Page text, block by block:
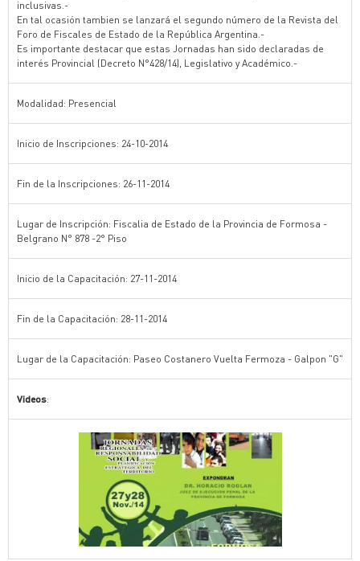
inclusivas.-
En tal ocasión tambien se lanzará el segundo número de la Revista del
Foro de Fiscales de Estado de la República Argentina.-
Es importante destacar que estas Jornadas han sido declaradas de
interés Provincial (Decreto N°428/14), Legislativo y Académico.-
Modalidad: Presencial
Inicio de Inscripciones: 24-10-2014
Fin de la Inscripciones: 26-11-2014
Lugar de Inscripción: Fiscalia de Estado de la Provincia de Formosa -
Belgrano N° 878 -2° Piso
Inicio de la Capacitación: 27-11-2014
Fin de la Capacitación: 28-11-2014
Lugar de la Capacitación: Paseo Costanero Vuelta Fermoza - Galpon "G"
Videos: